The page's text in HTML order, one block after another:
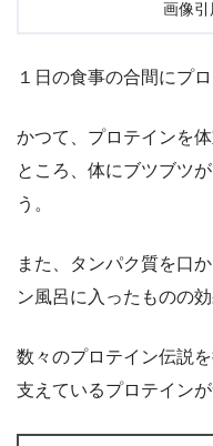
画像
１日の食事の合間にプ
かつて、プロテインを
ところ、体にブツブツ
う。
また、タンパク質を口
ン風呂に入ったものの効
数々のプロテイン伝説
支えているプロテインが